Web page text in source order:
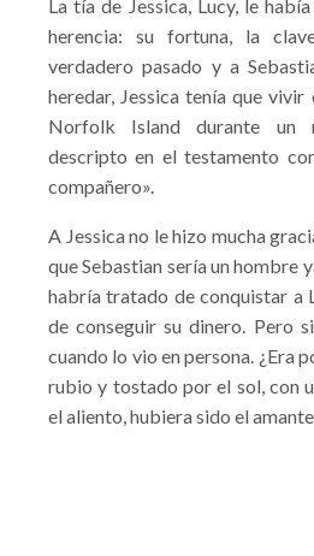
La tía de Jessica, Lucy, le
herencia: su fortuna, la
verdadero pasado y a
heredar, Jessica tenía que vivir
Norfolk Island durante un
descripto en el testamento
compañero».
A Jessica no le hizo mucha
que Sebastian sería un hombre
habría tratado de conquistar a
de conseguir su dinero. Pero
cuando lo vio en persona. ¿Era
rubio y tostado por el sol, con
el aliento, hubiera sido el